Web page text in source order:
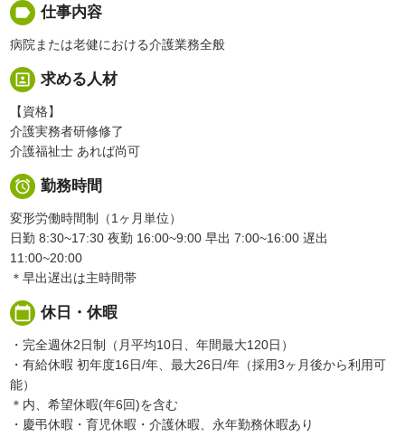
label 仕事内容
病院または老健における介護業務全般
portrait 求める人材
【資格】
介護実務者研修修了
介護福祉士 あれば尚可
 勤務時間
変形労働時間制（1ヶ月単位）
日勤 8:30~17:30 夜勤 16:00~9:00 早出 7:00~16:00 遅出
11:00~20:00
＊早出遅出は主時間帯
calendar_today 休日・休暇
・完全週休2日制（月平均10日、年間最大120日）
・有給休暇 初年度16日/年、最大26日/年（採用3ヶ月後から利用可
能）
＊内、希望休暇(年6回)を含む
・慶弔休暇・育児休暇・介護休暇、永年勤務休暇あり